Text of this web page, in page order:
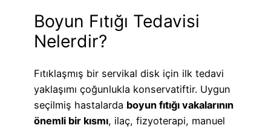
Boyun Fıtığı Tedavisi
Nelerdir?
Fıtıklaşmış bir servikal disk için ilk tedavi
yaklaşımı çoğunlukla konservatiftir. Uygun
seçilmiş hastalarda boyun fıtığı vakalarının
önemli bir kısmı, ilaç, fizyoterapi, manuel